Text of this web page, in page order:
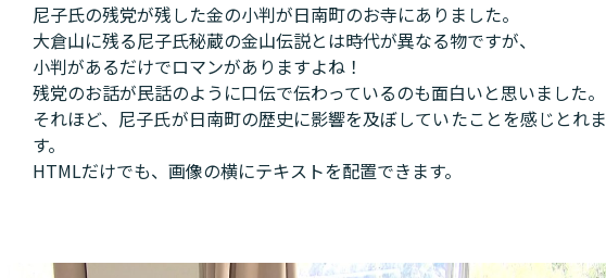
尼子氏の残党が残した金の小判が日南町のお寺にありました。
大倉山に残る尼子氏秘蔵の金山伝説とは時代が異なる物ですが、
小判があるだけでロマンがありますよね！
残党のお話が民話のように口伝で伝わっているのも面白いと思いました。
それほど、尼子氏が日南町の歴史に影響を及ぼしていたことを感じとれま
す。
HTMLだけでも、画像の横にテキストを配置できます。